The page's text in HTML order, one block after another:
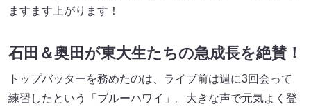
ますます上がります！
石田＆奥田が東大生たちの急成長を絶賛！
トップバッターを務めたのは、ライブ前は週に3回会って
練習したという「ブルーハワイ」。大きな声で元気よく登